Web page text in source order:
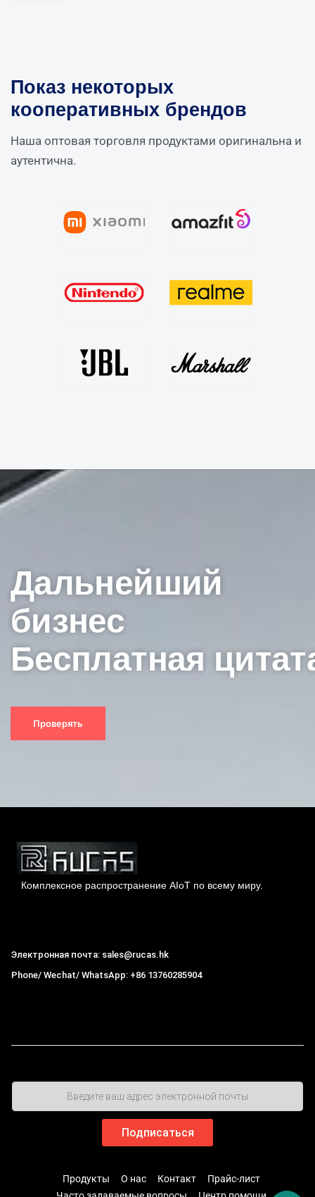
Показ некоторых
кооперативных брендов
Наша оптовая торговля продуктами оригинальна и
аутентична.
Дальнейший
бизнес
Бесплатная
Проверять
Комплексное распространение AIoT по всему миру.
Электронная почта: sales@rucas.hk
Phone/ Wechat/ WhatsApp: +86 13760285904
Продукты О нас Контакт
Прайс-лист